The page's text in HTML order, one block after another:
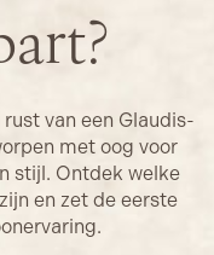
van een Glaudis-
met oog voor
stijl. Ontdek welke
en zet de eerste